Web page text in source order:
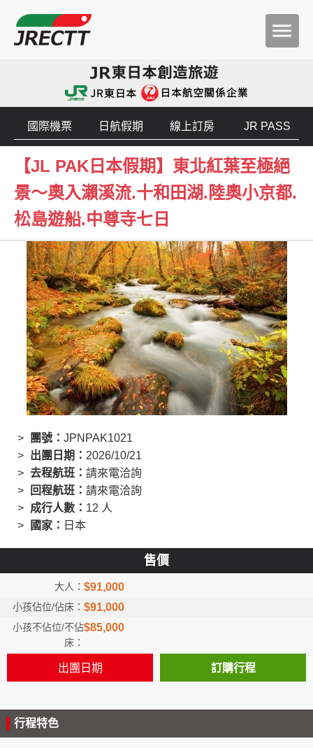
創造旅遊
國際機票 日航假期 線上訂房 JR PASS
【JL PAK日本假期】東北紅葉至極絕
景～奧入瀨溪流.十和田湖.陸奧小京都.
松島遊船.中尊寺七日
團號： JPNPAK1021
出團日期： 2026/10/21
去程航班： 請來電洽詢
回程航班： 請來電洽詢
成行人數： 12 人
國家： 日本
售價
$91,000
$91,000
$85,000
出團日期 訂購行程
行程特色